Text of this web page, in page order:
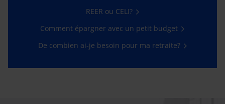
REER ou CELI?
Comment épargner avec un petit budget
De combien ai-je besoin pour ma retraite?